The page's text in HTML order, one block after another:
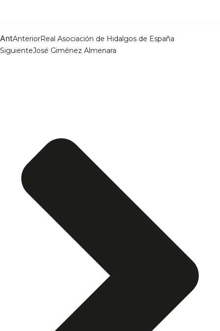
AntAnteriorReal Asociación de Hidalgos de España
SiguienteJosé Giménez Almenara